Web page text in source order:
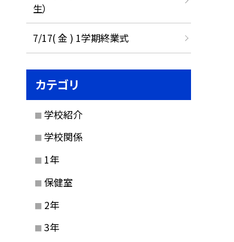
生）
7/17( 金 ) 1学期終業式
カテゴリ
学校紹介
学校関係
1年
保健室
2年
3年